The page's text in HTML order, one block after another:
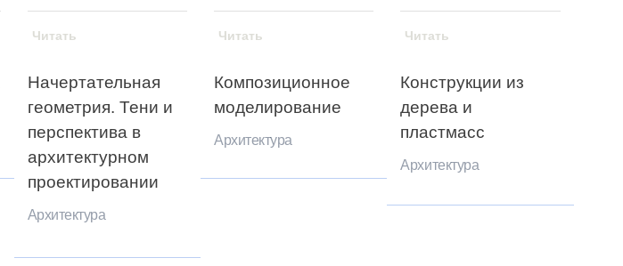
Начертательная
геометрия. Тени и
перспектива в
архитектурном
проектировании
Архитектура
Читать
Композиционное
моделирование
Архитектура
Читать
Конструкции из
дерева и
пластмасс
Архитектура
Читать